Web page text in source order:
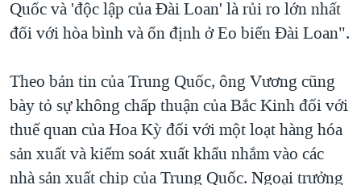
Quốc và 'độc lập của Đài Loan' là rủi ro lớn nhất
đối với hòa bình và ổn định ở Eo biển Đài Loan".
Theo bản tin của Trung Quốc, ông Vương cũng
bày tỏ sự không chấp thuận của Bắc Kinh đối với
thuế quan của Hoa Kỳ đối với một loạt hàng hóa
sản xuất và kiểm soát xuất khẩu nhắm vào các
nhà sản xuất chip của Trung Quốc. Ngoại trưởng